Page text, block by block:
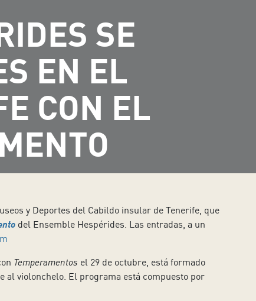
SE
EN EL
CON EL
y Deportes del Cabildo insular de Tenerife, que
del Ensemble Hespérides. Las entradas, a un
Temperamentos el 29 de octubre, está formado
al violonchelo. El programa está compuesto por